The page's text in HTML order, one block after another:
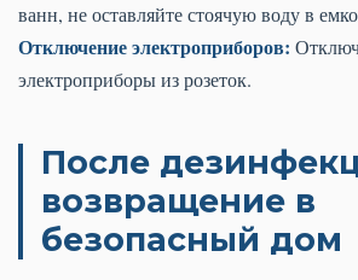
ванн, не оставляйте стоячую воду в
Отключение электроприборов:
электроприборы из розеток.
После
возвращение в
безопасный дом